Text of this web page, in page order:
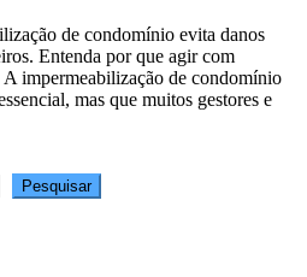
de condomínio evita danos
Entenda por que agir com
impermeabilização de condomínio
mas que muitos gestores e
Pesquisar